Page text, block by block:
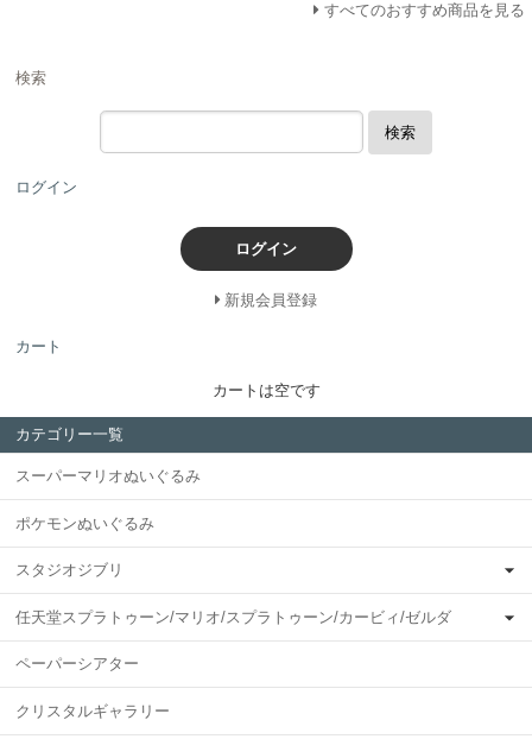
すべてのおすすめ商品を見る
検索
検索
ログイン
ログイン
新規会員登録
カート
カートは空です
カテゴリー一覧
スーパーマリオぬいぐるみ
ポケモンぬいぐるみ
スタジオジブリ
任天堂スプラトゥーン/マリオ/スプラトゥーン/カービィ/ゼルダ
ペーパーシアター
クリスタルギャラリー